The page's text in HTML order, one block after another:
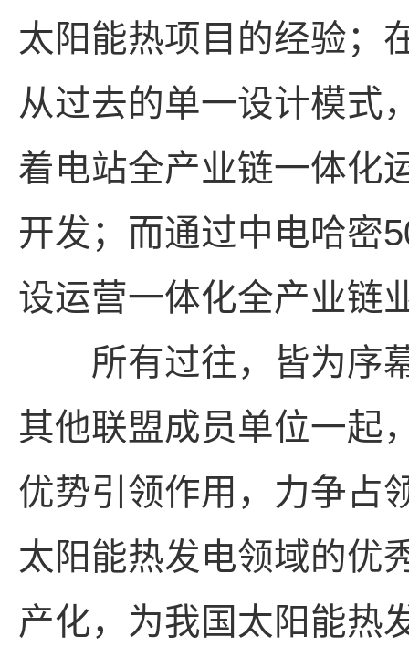
太阳能热项目的经验；
从过去的单一设计模式
着电站全产业链一体化
开发；而通过中电哈密
设运营一体化全产业链
所有过往，皆为序幕
其他联盟成员单位一起
优势引领作用，力争占
太阳能热发电领域的优
产化，为我国太阳能热